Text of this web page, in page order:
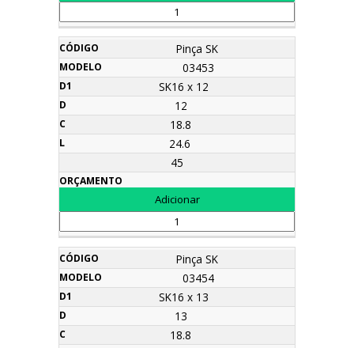
Pinça SK
03453
SK16 x 12
12
18.8
24.6
45
Pinça SK
03454
SK16 x 13
13
18.8